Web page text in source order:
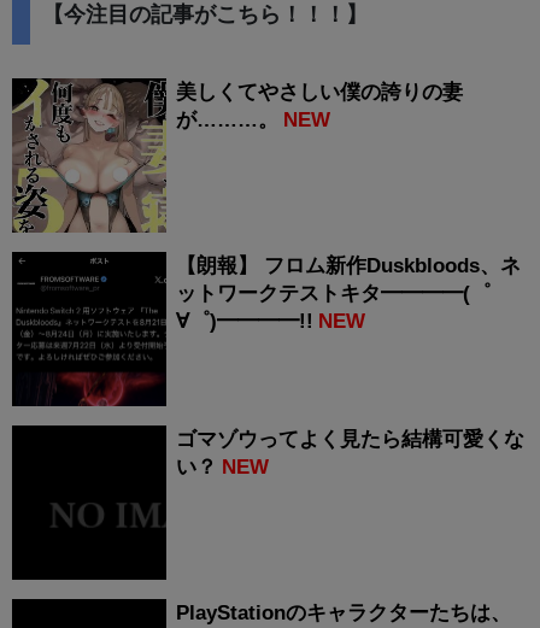
【今注目の記事がこちら！！！】
美しくてやさしい僕の誇りの妻
が………。
NEW
【朗報】 フロム新作Duskbloods、ネ
ットワークテストキタ━━━━(゜
∀゜)━━━━!! NEW
ゴマゾウってよく見たら結構可愛くな
い？ NEW
PlayStationのキャラクターたちは、